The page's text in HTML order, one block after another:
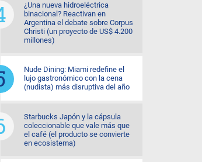
¿Una nueva hidroeléctrica
binacional? Reactivan en
Argentina el debate sobre Corpus
Christi (un proyecto de US$ 4.200
millones)
Nude Dining: Miami redefine el
lujo gastronómico con la cena
(nudista) más disruptiva del año
Starbucks Japón y la cápsula
coleccionable que vale más que
el café (el producto se convierte
en ecosistema)